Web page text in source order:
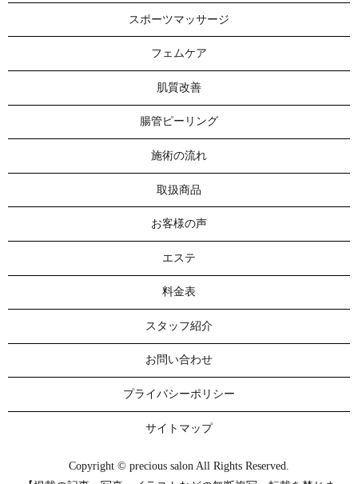
スポーツマッサージ
フェムケア
肌質改善
腸管ピーリング
施術の流れ
取扱商品
お客様の声
エステ
料金表
スタッフ紹介
お問い合わせ
プライバシーポリシー
サイトマップ
Copyright © precious salon All Rights Reserved.